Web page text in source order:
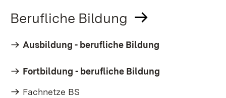
Berufliche Bildung
Ausbildung - berufliche Bildung
Fortbildung - berufliche Bildung
Fachnetze BS